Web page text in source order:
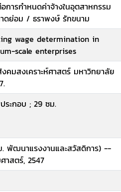
ารกำหนดค่าจ้างในอุตสาหกรรม
ดย่อม / ธราพงษ์ รักขนาม
wage determination in
scale enterprises
คมสงเคราะห์ศาสตร์ มหาวิทยาลัย
ระกอบ ; 29 ซม.
พัฒนาแรงงานและสวัสดิการ) --
าสตร์, 2547